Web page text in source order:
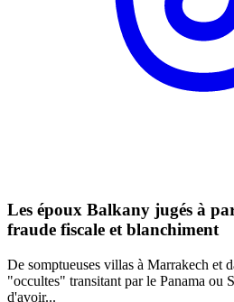
Les époux Balkany jugés à
fraude fiscale et blanchiment
De somptueuses villas à Marrakech et
"occultes" transitant par le Panama ou
d'avoir...